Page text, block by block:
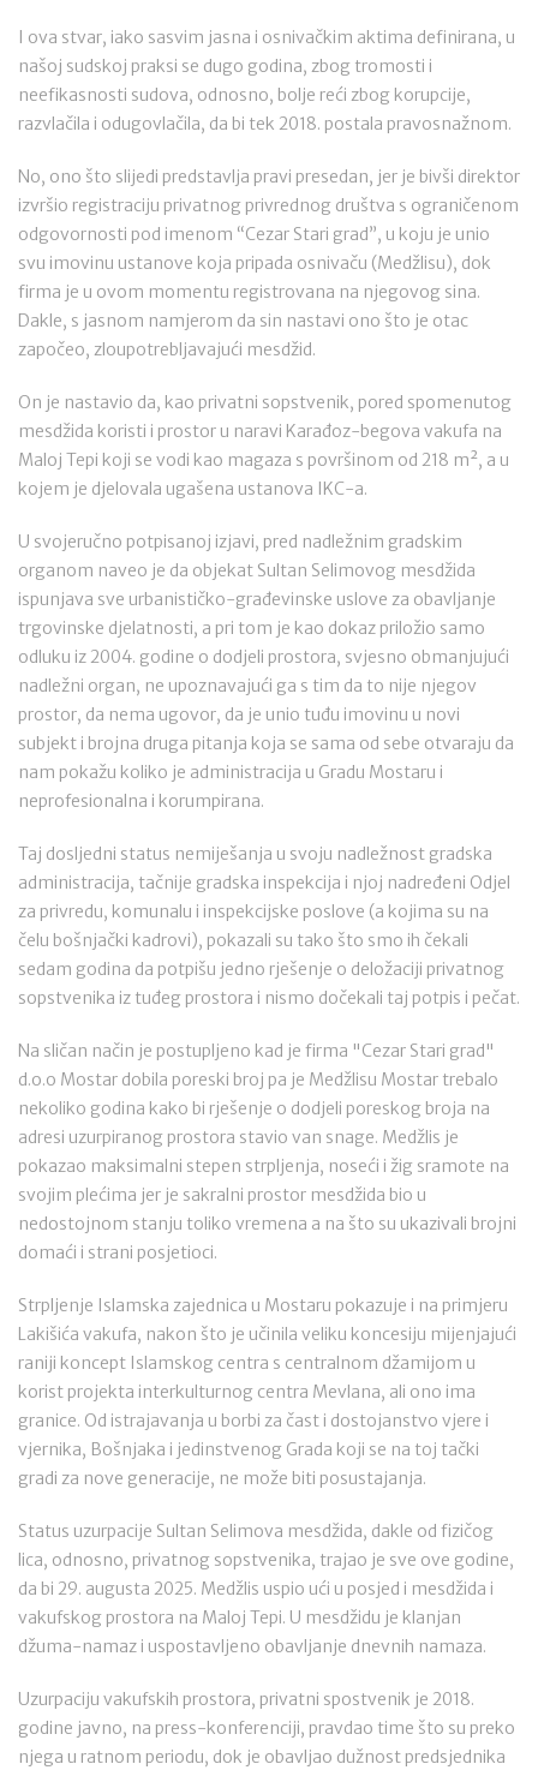
I ova stvar, iako sasvim jasna i osnivačkim aktima definirana, u
našoj sudskoj praksi se dugo godina, zbog tromosti i
neefikasnosti sudova, odnosno, bolje reći zbog korupcije,
razvlačila i odugovlačila, da bi tek 2018. postala pravosnažnom.
No, ono što slijedi predstavlja pravi presedan, jer je bivši direktor
izvršio registraciju privatnog privrednog društva s ograničenom
odgovornosti pod imenom “Cezar Stari grad”, u koju je unio
svu imovinu ustanove koja pripada osnivaču (Medžlisu), dok
firma je u ovom momentu registrovana na njegovog sina.
Dakle, s jasnom namjerom da sin nastavi ono što je otac
započeo, zloupotrebljavajući mesdžid.
On je nastavio da, kao privatni sopstvenik, pored spomenutog
mesdžida koristi i prostor u naravi Karađoz-begova vakufa na
Maloj Tepi koji se vodi kao magaza s površinom od 218 m², a u
kojem je djelovala ugašena ustanova IKC-a.
U svojeručno potpisanoj izjavi, pred nadležnim gradskim
organom naveo je da objekat Sultan Selimovog mesdžida
ispunjava sve urbanističko-građevinske uslove za obavljanje
trgovinske djelatnosti, a pri tom je kao dokaz priložio samo
odluku iz 2004. godine o dodjeli prostora, svjesno obmanjujući
nadležni organ, ne upoznavajući ga s tim da to nije njegov
prostor, da nema ugovor, da je unio tuđu imovinu u novi
subjekt i brojna druga pitanja koja se sama od sebe otvaraju da
nam pokažu koliko je administracija u Gradu Mostaru i
neprofesionalna i korumpirana.
Taj dosljedni status nemiješanja u svoju nadležnost gradska
administracija, tačnije gradska inspekcija i njoj nadređeni Odjel
za privredu, komunalu i inspekcijske poslove (a kojima su na
čelu bošnjački kadrovi), pokazali su tako što smo ih čekali
sedam godina da potpišu jedno rješenje o deložaciji privatnog
sopstvenika iz tuđeg prostora i nismo dočekali taj potpis i pečat.
Na sličan način je postupljeno kad je firma "Cezar Stari grad"
d.o.o Mostar dobila poreski broj pa je Medžlisu Mostar trebalo
nekoliko godina kako bi rješenje o dodjeli poreskog broja na
adresi uzurpiranog prostora stavio van snage. Medžlis je
pokazao maksimalni stepen strpljenja, noseći i žig sramote na
svojim plećima jer je sakralni prostor mesdžida bio u
nedostojnom stanju toliko vremena a na što su ukazivali brojni
domaći i strani posjetioci.
Strpljenje Islamska zajednica u Mostaru pokazuje i na primjeru
Lakišića vakufa, nakon što je učinila veliku koncesiju mijenjajući
raniji koncept Islamskog centra s centralnom džamijom u
korist projekta interkulturnog centra Mevlana, ali ono ima
granice. Od istrajavanja u borbi za čast i dostojanstvo vjere i
vjernika, Bošnjaka i jedinstvenog Grada koji se na toj tački
gradi za nove generacije, ne može biti posustajanja.
Status uzurpacije Sultan Selimova mesdžida, dakle od fizičog
lica, odnosno, privatnog sopstvenika, trajao je sve ove godine,
da bi 29. augusta 2025. Medžlis uspio ući u posjed i mesdžida i
vakufskog prostora na Maloj Tepi. U mesdžidu je klanjan
džuma-namaz i uspostavljeno obavljanje dnevnih namaza.
Uzurpaciju vakufskih prostora, privatni spostvenik je 2018.
godine javno, na press-konferenciji, pravdao time što su preko
njega u ratnom periodu, dok je obavljao dužnost predsjednika